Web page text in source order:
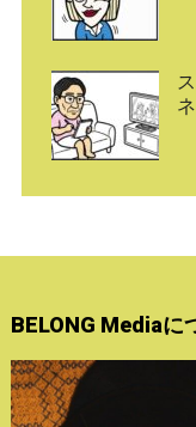
BELONG Mediaに